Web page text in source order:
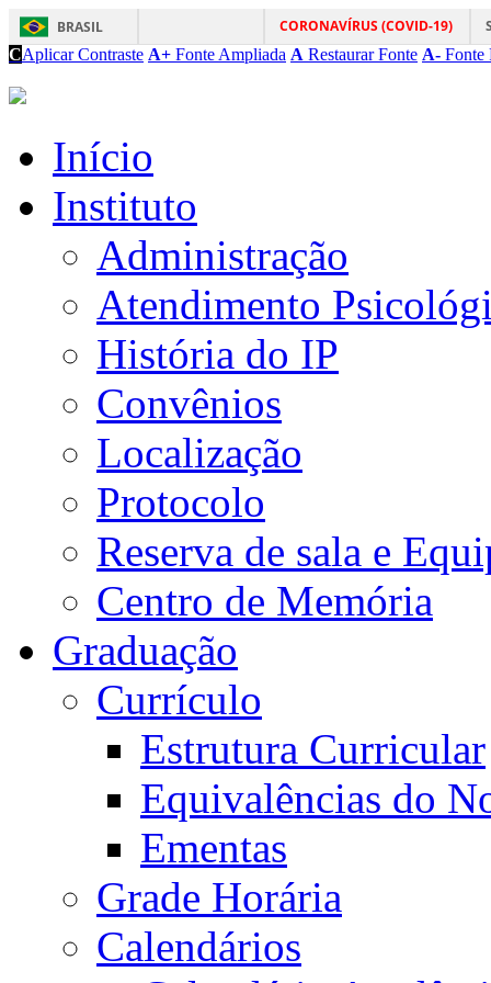
BRASIL CORONAVÍRUS (COVID-19)
CAplicar Contraste A+ Fonte Ampliada A Restaurar Fonte A- Fonte
Início
Instituto
Administração
Atendimento
História do IP
Convênios
Localização
Protocolo
Reserva de sala e
Centro de Memória
Graduação
Currículo
Estrutura Curricular
Equivalências do
Ementas
Grade Horária
Calendários